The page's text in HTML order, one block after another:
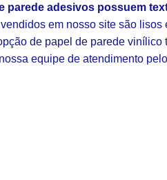
parede adesivos possuem
em nosso site são lisos
de papel de parede vinílico
equipe de atendimento